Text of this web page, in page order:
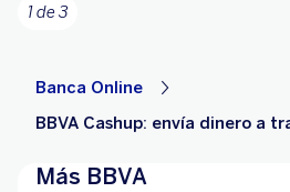
1 de 3
Banca Online
BBVA Cashup: envía dinero a
Más BBVA